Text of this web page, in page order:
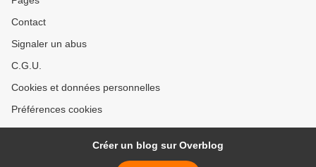
Contact
Signaler un abus
C.G.U.
Cookies et données personnelles
Préférences cookies
Créer un blog sur Overblog